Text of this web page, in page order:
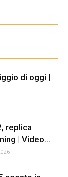
di oggi |
replica
| Video...